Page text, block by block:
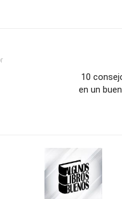
10
en un